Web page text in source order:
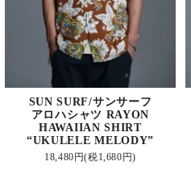
SUN SURF/サンサーフ
アロハシャツ RAYON
HAWAIIAN SHIRT
“UKULELE MELODY”
18,480円(税1,680円)